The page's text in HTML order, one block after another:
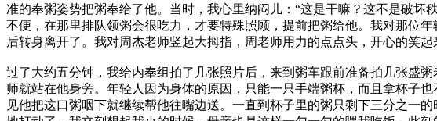
准的奉粥姿势把粥奉给了他。当时，我心里纳闷儿：“这是干嘛？这不是破
不便，在那里排队领粥会很吃力，才要特殊照顾，提前把粥给他。我对那位
后转身离开了。我对周杰老师竖起大拇指，周老师用力的点点头，开心的笑起
过了大约五分钟，我给内奉组拍了几张照片后，来到粥车跟前准备拍几张盛
师就站在他身旁。年轻人因为身体的原因，只能一只手端粥杯，而且拿杯子
见他把这口粥咽下就继续帮他往嘴边送。一直到杯子里的粥只剩下三分之